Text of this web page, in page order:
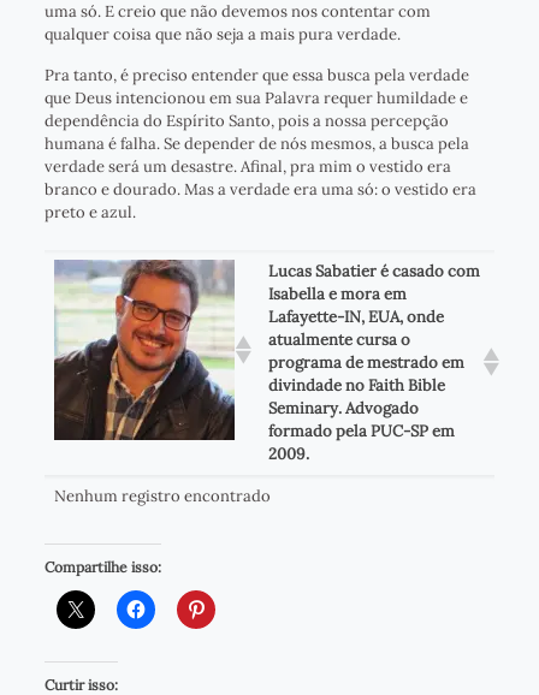
uma só. E creio que não devemos nos contentar com
qualquer coisa que não seja a mais pura verdade.
Pra tanto, é preciso entender que essa busca pela verdade
que Deus intencionou em sua Palavra requer humildade e
dependência do Espírito Santo, pois a nossa percepção
humana é falha. Se depender de nós mesmos, a busca pela
verdade será um desastre. Afinal, pra mim o vestido era
branco e dourado. Mas a verdade era uma só: o vestido era
preto e azul.
Lucas Sabatier é casado com
Isabella e mora em
Lafayette-IN, EUA, onde
atualmente cursa o
programa de mestrado em
divindade no Faith Bible
Seminary. Advogado
formado pela PUC-SP em
2009.
Nenhum registro encontrado
Compartilhe isso:
Curtir isso: